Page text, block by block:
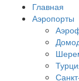
Главная
Аэропорты